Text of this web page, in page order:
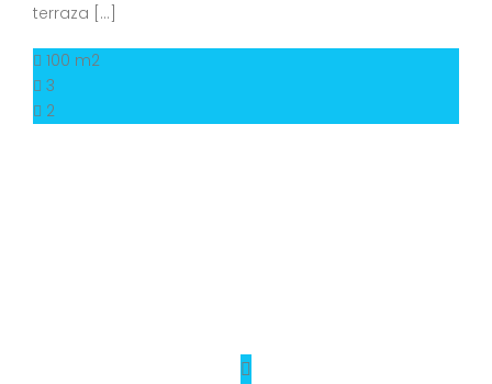
terraza […]
100 m2
3
2